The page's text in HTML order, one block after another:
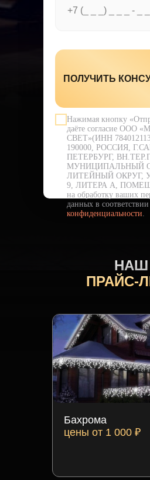
ПОЛУЧИТЬ
Нажимая кнопку
даёте согласие ООО
СВЕТ»(ИНН
190000, РОССИЯ,
ПЕТЕРБУРГ,
МУНИЦИПАЛЬНЫЙ
ЛИТЕЙНЫЙ ОКРУГ,
9, ЛИТЕРА А,
на обработку ваших
данных в соответствии
конфиденциальности
Бахрома
цены от 1 000 ₽
ПРАЙС-
НАШ